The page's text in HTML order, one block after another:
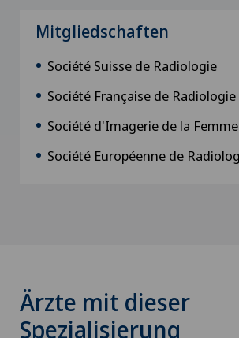
Mitgliedschaften
Société Suisse de Radiologie
Société Française de Radiologie
Société d'Imagerie de la
Société Européenne de
Ärzte mit dieser
Spezialisierung